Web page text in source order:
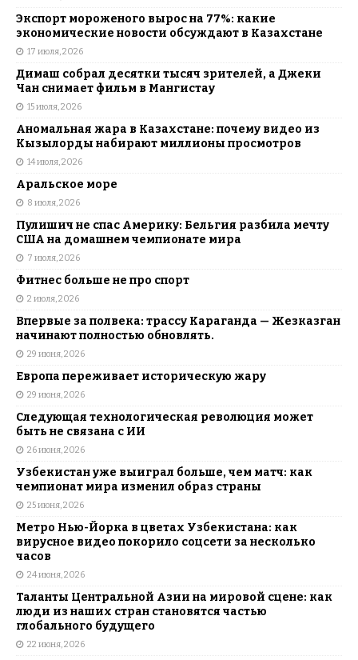
Экспорт мороженого вырос на 77%: какие
экономические новости обсуждают в Казахстане
17 июля, 2026
Димаш собрал десятки тысяч зрителей, а Джеки
Чан снимает фильм в Мангистау
15 июля, 2026
Аномальная жара в Казахстане: почему видео из
Кызылорды набирают миллионы просмотров
14 июля, 2026
Аральское море
8 июля, 2026
Пулишич не спас Америку: Бельгия разбила мечту
США на домашнем чемпионате мира
7 июля, 2026
Фитнес больше не про спорт
2 июля, 2026
Впервые за полвека: трассу Караганда — Жезказган
начинают полностью обновлять.
29 июня, 2026
Европа переживает историческую жару
29 июня, 2026
Следующая технологическая революция может
быть не связана с ИИ
26 июня, 2026
Узбекистан уже выиграл больше, чем матч: как
чемпионат мира изменил образ страны
25 июня, 2026
Метро Нью-Йорка в цветах Узбекистана: как
вирусное видео покорило соцсети за несколько
часов
24 июня, 2026
Таланты Центральной Азии на мировой сцене: как
люди из наших стран становятся частью
глобального будущего
22 июня, 2026